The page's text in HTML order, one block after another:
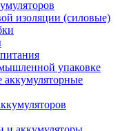
изоляции (силовые)
упаковке